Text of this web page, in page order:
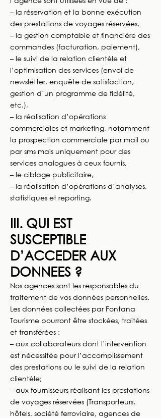
– la réservation et la bonne exécution
des prestations de voyages réservées,
– la gestion comptable et financière des
commandes (facturation, paiement),
– le suivi de la relation clientèle et
l’optimisation des services (envoi de
newsletter, enquête de satisfaction,
gestion d’un programme de fidélité,
etc.),
– la réalisation d’opérations
commerciales et marketing, notamment
la prospection commerciale par mail ou
par sms mais uniquement pour des
services analogues à ceux fournis,
– le ciblage publicitaire,
– la réalisation d’opérations d’analyses,
statistiques et reporting.
III. QUI EST
SUSCEPTIBLE
D’ACCEDER AUX
DONNEES ?
Nos agences sont les responsables du
traitement de vos données personnelles.
Les données collectées par Fontana
Tourisme pourront être stockées, traitées
et transférées :
– aux collaborateurs dont l’intervention
est nécessitée pour l’accomplissement
des prestations ou le suivi de la relation
clientèle;
– aux fournisseurs réalisant les prestations
de voyages réservées (Transporteurs,
hôtels, société ferroviaire, agences de